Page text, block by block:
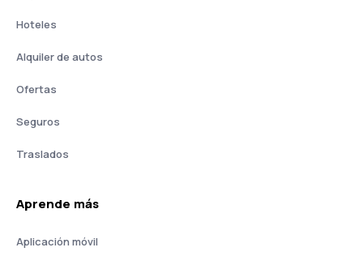
Hoteles
Alquiler de autos
Ofertas
Seguros
Traslados
Aprende más
Aplicación móvil